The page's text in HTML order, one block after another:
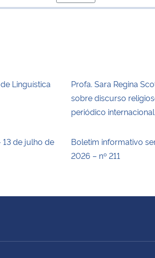
para área de
Linguística
Profa. Sara Regina
sobre discurso
periódico internacional
de julho de
Boletim informativo
2026 – nº 211